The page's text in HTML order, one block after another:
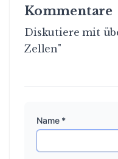
Kommentare
Diskutiere mit
Zellen"
Name *